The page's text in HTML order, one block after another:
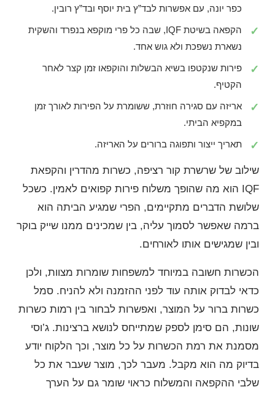
כפר יונה, עם אפשרות לבד”ץ בית יוסף ובד”ץ רובין.
הקפאה בשיטת IQF, שבה כל פרי מוקפא בנפרד והשקית
נשארת נשפכת ולא גוש אחד.
פירות שנקטפו בשיא הבשלות והוקפאו זמן קצר לאחר
הקטיף.
אריזה עם סגירה חוזרת, ששומרת על הפירות לאורך זמן
במקפיא הביתי.
תאריך ייצור ותפוגה ברורים על האריזה.
שילוב של שרשרת קור רציפה, כשרות מהדרין והקפאת
IQF הוא מה שהופך משלוח פירות קפואים לאמין. כשכל
שלושת הדברים מתקיימים, הפרי שמגיע הביתה הוא
ברמה שאפשר לסמוך עליה, בין שמכינים ממנו שייק בוקר
ובין שמגישים אותו לאורחים.
הכשרות חשובה במיוחד למשפחות שומרות מצוות, ולכן
כדאי לבדוק אותה עוד לפני ההזמנה ולא להניח. סמל
כשרות ברור על המוצר, ואפשרות לבחור בין רמות כשרות
שונות, הם סימן לספק שמתייחס לנושא ברצינות. ג’וסי
מסמנת את רמת הכשרות על כל מוצר, וכך הלקוח יודע
בדיוק מה הוא מקבל. מעבר לכך, מוצר שעבר את כל
שלבי ההקפאה והמשלוח כראוי שומר גם על הערך